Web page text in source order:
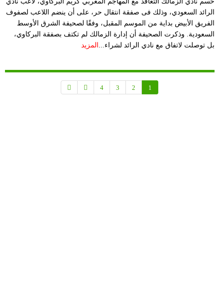
الرائد السعودي، وذلك فى صفقة انتقال حر، على أن ينضم اللاعب لصفوف
الفريق الأبيض بداية من الموسم المقبل، وفقًا لصحيفة الشرق الأوسط
السعودية. وذكرت الصحيفة أن إدارة الزمالك لم تكتف بصفقة البركاوي،
بل توصلت لاتفاق مع نادي الرائد لشراء... المزيد
1
2
3
4